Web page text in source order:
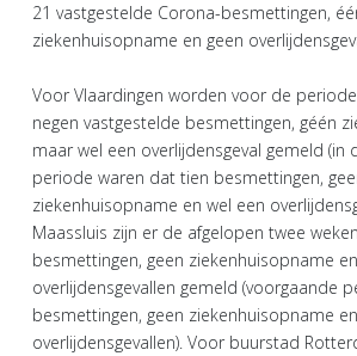
21 vastgestelde Corona-besmettingen,
ziekenhuisopname en geen
Voor Vlaardingen worden voor de
negen vastgestelde besmettingen, géén
maar wel een overlijdensgeval gemeld (in
periode waren dat tien besmettingen,
ziekenhuisopname en wel een
Maassluis zijn er de afgelopen twee
besmettingen, geen ziekenhuisopname
overlijdensgevallen gemeld (voorgaande
besmettingen, geen ziekenhuisopname
overlijdensgevallen). Voor buurstad